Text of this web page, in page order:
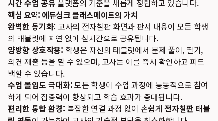
시간 수업 공유 플랫폼의 기준을 새롭게 정립하고 있습니다.
핵심 요약: 에듀싱크 클래스메이트의 가치
완벽한 동기화: 교사의 전자칠판 화면과 판서 내용이 모든 학생
의 태블릿에 지연 없이 실시간으로 공유됩니다.
양방향 상호작용: 학생은 자신의 태블릿에서 문제 풀이, 필기,
의견 제출 등을 할 수 있으며, 교사는 이를 즉시 확인하고 피드
백할 수 있습니다.
수업 몰입도 극대화: 모든 학생이 수업 과정에 능동적으로 참여
하게 되어 집중력이 향상되고 학습 효과가 증대됩니다.
편리한 통합 환경: 복잡한 연결 과정 없이 손쉽게 전자칠판 태블